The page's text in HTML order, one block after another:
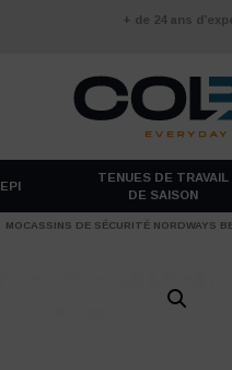
+ de 24 ans
EPI
TENUES DE TRAVAIL
DE SAISON
MOCASSINS DE SÉCURITÉ NORDWAYS